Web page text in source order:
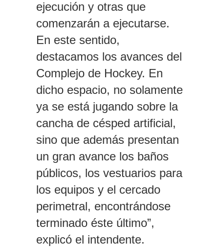
ejecución y otras que
comenzarán a ejecutarse.
En este sentido,
destacamos los avances del
Complejo de Hockey. En
dicho espacio, no solamente
ya se está jugando sobre la
cancha de césped artificial,
sino que además presentan
un gran avance los baños
públicos, los vestuarios para
los equipos y el cercado
perimetral, encontrándose
terminado éste último”,
explicó el intendente.